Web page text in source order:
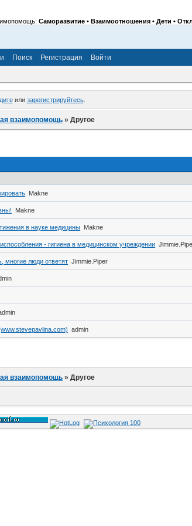
Саморазвитие • Взаимоотношения • Дети •
Поиск Регистрация Войти
или зарегистрируйтесь.
взаимопомощь »Другое
Makne
Makne
в науке медицины Makne
- гигиена в медицинском учреждении
многие люди ответят Jimmie.Piper
admin
взаимопомощь »Другое